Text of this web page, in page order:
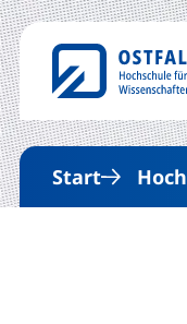
Start